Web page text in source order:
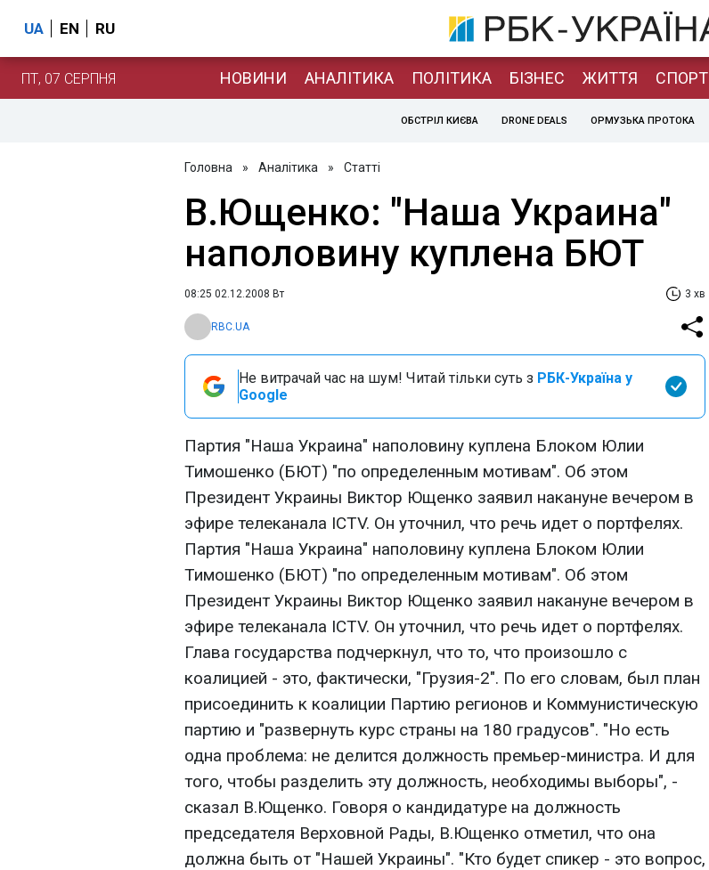
UA EN RU
ПТ, 07 СЕРПНЯ НОВИНИ АНАЛІТИКА ПОЛІТИКА БІЗНЕС ЖИТТЯ СПОРТ
ОБСТРІЛ КИЄВА DRONE DEALS ОРМУЗЬКА ПРОТОКА
Головна » Аналітика » Статті
В.Ющенко: "Наша Украина"
наполовину куплена БЮТ
08:25 02.12.2008 Вт 3 хв
RBC.UA
Не витрачай час на шум! Читай тільки суть з РБК-Україна у
Google
Партия "Наша Украина" наполовину куплена Блоком Юлии
Тимошенко (БЮТ) "по определенным мотивам". Об этом
Президент Украины Виктор Ющенко заявил накануне вечером в
эфире телеканала ICTV. Он уточнил, что речь идет о портфелях.
Партия "Наша Украина" наполовину куплена Блоком Юлии
Тимошенко (БЮТ) "по определенным мотивам". Об этом
Президент Украины Виктор Ющенко заявил накануне вечером в
эфире телеканала ICTV. Он уточнил, что речь идет о портфелях.
Глава государства подчеркнул, что то, что произошло с
коалицией - это, фактически, "Грузия-2". По его словам, был план
присоединить к коалиции Партию регионов и Коммунистическую
партию и "развернуть курс страны на 180 градусов". "Но есть
одна проблема: не делится должность премьер-министра. И для
того, чтобы разделить эту должность, необходимы выборы", -
сказал В.Ющенко. Говоря о кандидатуре на должность
председателя Верховной Рады, В.Ющенко отметил, что она
должна быть от "Нашей Украины". "Кто будет спикер - это вопрос,